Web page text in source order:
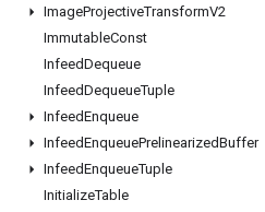
ImageProjectiveTransformV2
ImmutableConst
InfeedDequeue
InfeedDequeueTuple
InfeedEnqueue
InfeedEnqueuePrelinearizedBuffer
InfeedEnqueueTuple
InitializeTable